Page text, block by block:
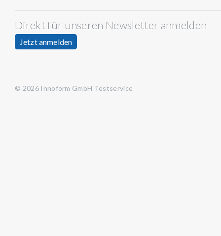
Direkt für unseren Newsletter anmelden
Jetzt anmelden
© 2026 Innoform GmbH Testservice